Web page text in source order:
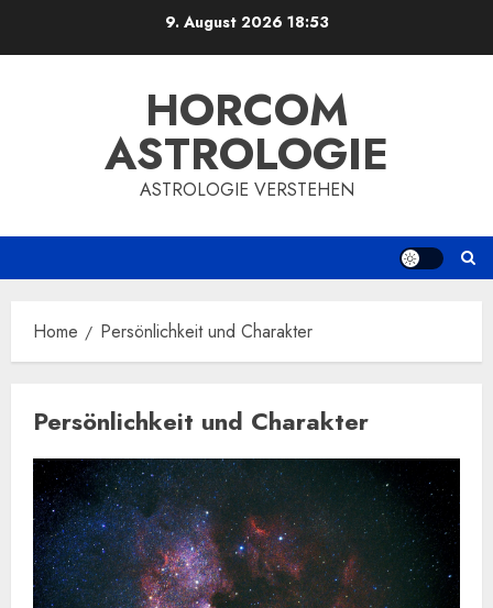
9. August 2026 18:53
HORCOM
ASTROLOGIE
ASTROLOGIE VERSTEHEN
Home Persönlichkeit und Charakter
Persönlichkeit und Charakter